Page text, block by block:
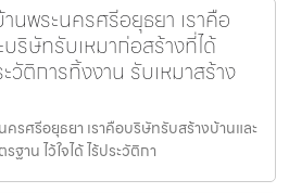
นพระนครศรีอยุธยา เราคือ
ริษัทรับเหมาก่อสร้างที่ได้
ะวัติการทิ้งงาน รับเหมาสร้าง
รศรีอยุธยา เราคือบริษัทรับสร้างบ้านและ
าน ไว้ใจได้ ไร้ประวัติกา